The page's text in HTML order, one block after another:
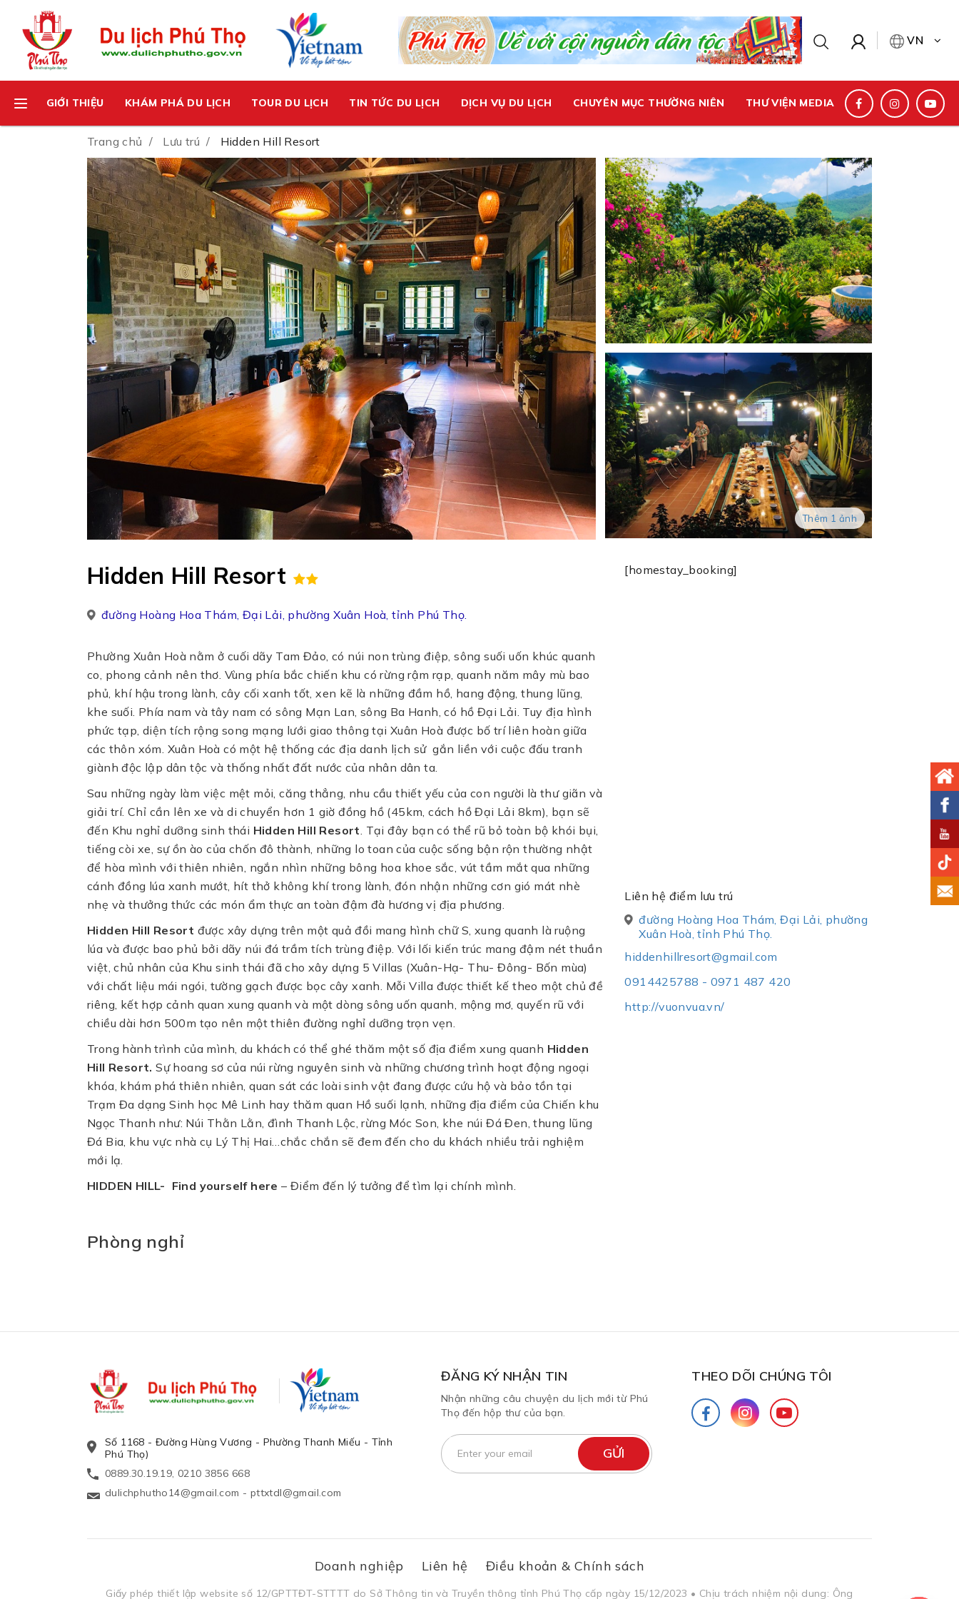
VN
GIỚI THIỆU KHÁM PHÁ DU LỊCH TOUR DU LỊCH TIN TỨC DU LỊCH DỊCH VỤ DU LỊCH CHUYÊN MỤC THƯỜNG NIÊN THƯ VIỆN MEDIA
Trang chủ Lưu trú Hidden Hill Resort
Thêm 1 ảnh
Hidden Hill Resort
đường Hoàng Hoa Thám, Đại Lải, phường Xuân Hoà, tỉnh Phú Thọ.
[homestay_booking]
Phường Xuân Hoà nằm ở cuối dãy Tam Đảo, có núi non trùng điệp, sông suối uốn khúc quanh
co, phong cảnh nên thơ. Vùng phía bắc chiến khu có rừng rậm rạp, quanh năm mây mù bao
phủ, khí hậu trong lành, cây cối xanh tốt, xen kẽ là những đầm hồ, hang động, thung lũng,
khe suối. Phía nam và tây nam có sông Mạn Lan, sông Ba Hanh, có hồ Đại Lải. Tuy địa hình
phức tạp, diện tích rộng song mạng lưới giao thông tại Xuân Hoà được bố trí liên hoàn giữa
các thôn xóm. Xuân Hoà có một hệ thống các địa danh lịch sử gắn liền với cuộc đấu tranh
giành độc lập dân tộc và thống nhất đất nước của nhân dân ta.
Sau những ngày làm việc mệt mỏi, căng thẳng, nhu cầu thiết yếu của con người là thư giãn và
giải trí. Chỉ cần lên xe và di chuyển hơn 1 giờ đồng hồ (45km, cách hồ Đại Lải 8km), bạn sẽ
đến Khu nghỉ dưỡng sinh thái Hidden Hill Resort . Tại đây bạn có thể rũ bỏ toàn bộ khói bụi,
tiếng còi xe, sự ồn ào của chốn đô thành, những lo toan của cuộc sống bận rộn thường nhật
để hòa mình với thiên nhiên, ngắn nhìn những bông hoa khoe sắc, vút tầm mắt qua những
cánh đồng lúa xanh mướt, hít thở không khí trong lành, đón nhận những cơn gió mát nhè
nhẹ và thưởng thức các món ẩm thực an toàn đậm đà hương vị địa phương.
Hidden Hill Resort được xây dựng trên một quả đồi mang hình chữ S, xung quanh là ruộng
lúa và được bao phủ bởi dãy núi đá trầm tích trùng điệp. Với lối kiến trúc mang đậm nét thuần
việt, chủ nhân của Khu sinh thái đã cho xây dựng 5 Villas (Xuân-Hạ- Thu- Đông- Bốn mùa)
với chất liệu mái ngói, tường gạch được bọc cây xanh. Mỗi Villa được thiết kế theo một chủ đề
riêng, kết hợp cảnh quan xung quanh và một dòng sông uốn quanh, mộng mơ, quyến rũ với
chiều dài hơn 500m tạo nên một thiên đường nghỉ dưỡng trọn vẹn.
Trong hành trình của mình, du khách có thể ghé thăm một số địa điểm xung quanh Hidden
Hill Resort.Sự hoang sơ của núi rừng nguyên sinh và những chương trình hoạt động ngoại
khóa, khám phá thiên nhiên, quan sát các loài sinh vật đang được cứu hộ và bảo tồn tại
Trạm Đa dạng Sinh học Mê Linh hay thăm quan Hồ suối lạnh, những địa điểm của Chiến khu
Ngọc Thanh như: Núi Thằn Lằn, đình Thanh Lộc, rừng Móc Son, khe núi Đá Đen, thung lũng
Đá Bia, khu vực nhà cụ Lý Thị Hai…chắc chắn sẽ đem đến cho du khách nhiều trải nghiệm
mới lạ.
HIDDEN HILL- Find yourself here – Điểm đến lý tưởng để tìm lại chính mình.
Liên hệ điểm lưu trú
đường Hoàng Hoa Thám, Đại Lải, phường
Xuân Hoà, tỉnh Phú Thọ.
hiddenhillresort@gmail.com
0914425788 - 0971 487 420
http://vuonvua.vn/
Phòng nghỉ
Số 1168 - Đường Hùng Vương - Phường Thanh Miếu - Tỉnh
Phú Thọ)
0889.30.19.19, 0210 3856 668
dulichphutho14@gmail.com - pttxtdl@gmail.com
ĐĂNG KÝ NHẬN TIN
Nhận những câu chuyện du lịch mới từ Phú
Thọ đến hộp thư của bạn.
THEO DÕI CHÚNG TÔI
Doanh nghiệp Liên hệ Điều khoản & Chính sách
Giấy phép thiết lập website số 12/GPTTĐT-STTTT do Sở Thông tin và Truyền thông tỉnh Phú Thọ cấp ngày 15/12/2023 • Chịu trách nhiệm nội dung: Ông